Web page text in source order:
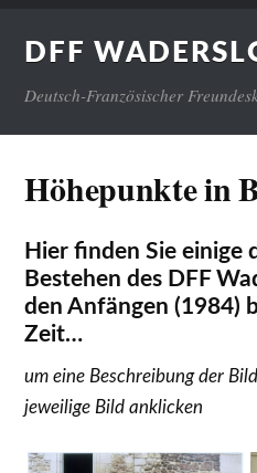
DFF
Deutsch-Französischer
Höhepunkte in
Hier finden Sie einige
Bestehen des DFF
den Anfängen (1984)
Zeit…
um eine Beschreibung der
jeweilige Bild anklicken